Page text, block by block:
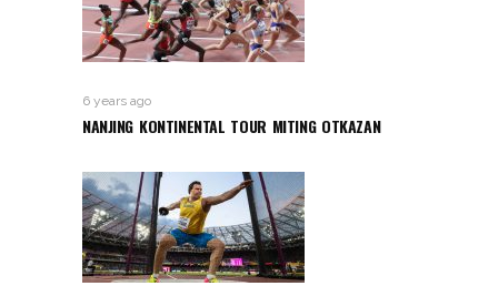
6 years ago
NANJING KONTINENTAL TOUR MITING OTKAZAN